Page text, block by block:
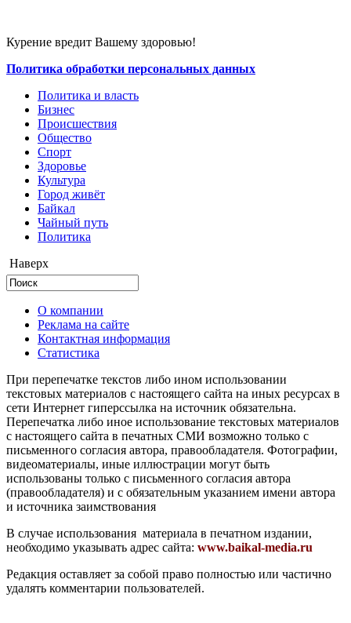
Курение вредит Вашему здоровью!
Политика обработки персональных данных
Политика и власть
Бизнес
Происшествия
Общество
Cпорт
Здоровье
Культура
Город живёт
Байкал
Чайный путь
Политика
Наверх
О компании
Реклама на сайте
Контактная информация
Статистика
При перепечатке текстов либо ином использовании
текстовых материалов с настоящего сайта на иных ресурсах в
сети Интернет гиперссылка на источник обязательна.
Перепечатка либо иное использование текстовых материалов
с настоящего сайта в печатных СМИ возможно только с
письменного согласия автора, правообладателя. Фотографии,
видеоматериалы, иные иллюстрации могут быть
использованы только с письменного согласия автора
(правообладателя) и с обязательным указанием имени автора
и источника заимствования
В случае использования материала в печатном издании,
необходимо указывать адрес сайта: www.baikal-media.ru
Редакция оставляет за собой право полностью или частично
удалять комментарии пользователей.